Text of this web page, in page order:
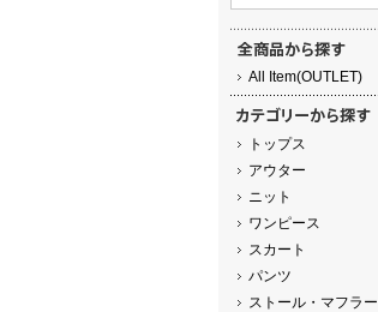
All Item(OUTLET)
トップス
アウター
ニット
ワンピース
スカート
パンツ
ストール・マフラー